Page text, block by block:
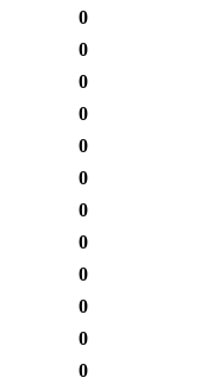
0
0
0
0
0
0
0
0
0
0
0
0